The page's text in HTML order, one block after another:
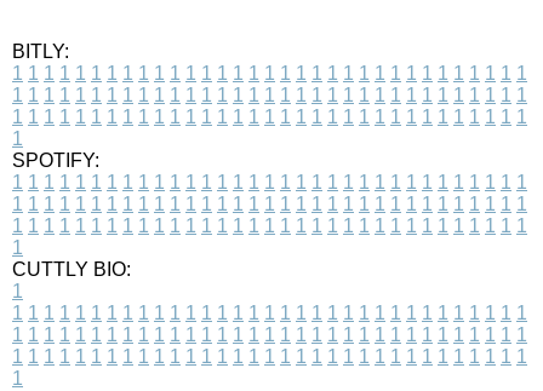
BITLY:
1 1 1 1 1 1 1 1 1 1 1 1 1 1 1 1 1 1 1 1 1 1 1 1 1 1 1 1 1 1 1 1 1
1 1 1 1 1 1 1 1 1 1 1 1 1 1 1 1 1 1 1 1 1 1 1 1 1 1 1 1 1 1 1 1 1
1 1 1 1 1 1 1 1 1 1 1 1 1 1 1 1 1 1 1 1 1 1 1 1 1 1 1 1 1 1 1 1 1
1
SPOTIFY:
1 1 1 1 1 1 1 1 1 1 1 1 1 1 1 1 1 1 1 1 1 1 1 1 1 1 1 1 1 1 1 1 1
1 1 1 1 1 1 1 1 1 1 1 1 1 1 1 1 1 1 1 1 1 1 1 1 1 1 1 1 1 1 1 1 1
1 1 1 1 1 1 1 1 1 1 1 1 1 1 1 1 1 1 1 1 1 1 1 1 1 1 1 1 1 1 1 1 1
1
CUTTLY BIO:
1
1 1 1 1 1 1 1 1 1 1 1 1 1 1 1 1 1 1 1 1 1 1 1 1 1 1 1 1 1 1 1 1 1
1 1 1 1 1 1 1 1 1 1 1 1 1 1 1 1 1 1 1 1 1 1 1 1 1 1 1 1 1 1 1 1 1
1 1 1 1 1 1 1 1 1 1 1 1 1 1 1 1 1 1 1 1 1 1 1 1 1 1 1 1 1 1 1 1 1
1